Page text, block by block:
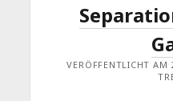
VERÖFFENTLICHT AM